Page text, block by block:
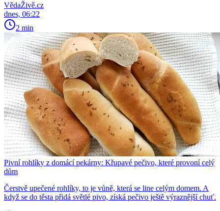
VědaŽivě.cz
dnes, 06:22
2 min
Pivní rohlíky z domácí pekárny: Křupavé pečivo, které provoní celý
dům
Čerstvě upečené rohlíky, to je vůně, která se line celým domem. A
když se do těsta přidá světlé pivo, získá pečivo ještě výraznější chuť.